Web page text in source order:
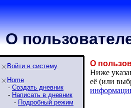
О
Войти в систему
Home
- Создать дневник
- Написать в дневник
- Подробный режим
О
Ниже
её (или